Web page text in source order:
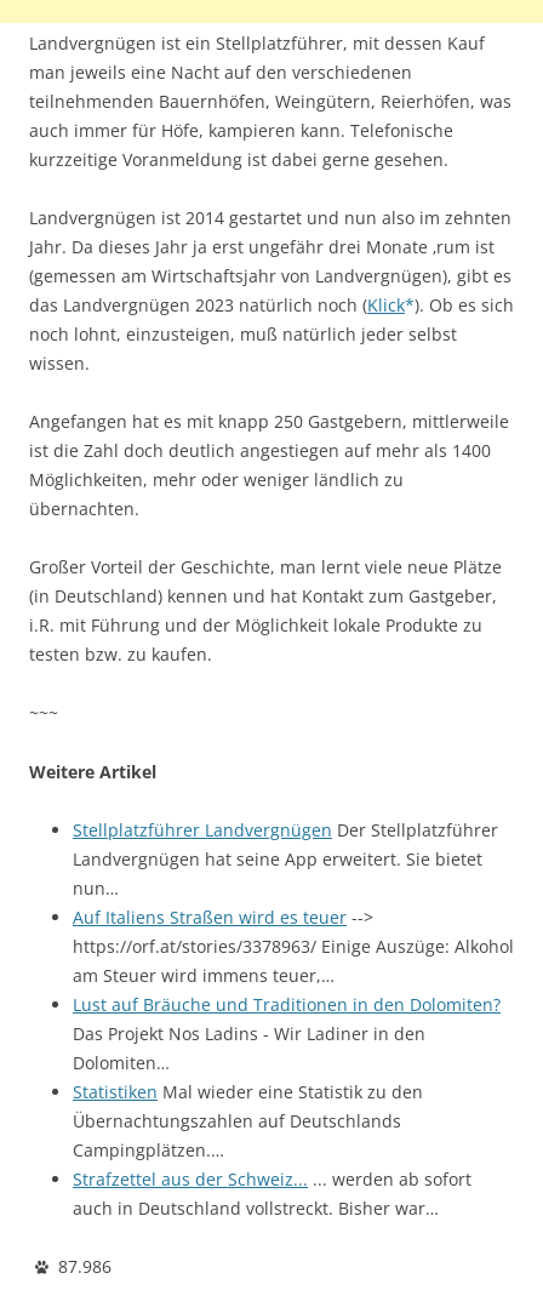
Landvergnügen ist ein Stellplatzführer, mit dessen Kauf
man jeweils eine Nacht auf den verschiedenen
teilnehmenden Bauernhöfen, Weingütern, Reierhöfen, was
auch immer für Höfe, kampieren kann. Telefonische
kurzzeitige Voranmeldung ist dabei gerne gesehen.
Landvergnügen ist 2014 gestartet und nun also im zehnten
Jahr. Da dieses Jahr ja erst ungefähr drei Monate ‚rum ist
(gemessen am Wirtschaftsjahr von Landvergnügen), gibt es
das Landvergnügen 2023 natürlich noch (Klick ). Ob es sich
noch lohnt, einzusteigen, muß natürlich jeder selbst
wissen.
Angefangen hat es mit knapp 250 Gastgebern, mittlerweile
ist die Zahl doch deutlich angestiegen auf mehr als 1400
Möglichkeiten, mehr oder weniger ländlich zu
übernachten.
Großer Vorteil der Geschichte, man lernt viele neue Plätze
(in Deutschland) kennen und hat Kontakt zum Gastgeber,
i.R. mit Führung und der Möglichkeit lokale Produkte zu
testen bzw. zu kaufen.
~~~
Weitere Artikel
Stellplatzführer Landvergnügen Der Stellplatzführer
Landvergnügen hat seine App erweitert. Sie bietet
nun…
Auf Italiens Straßen wird es teuer -->
https://orf.at/stories/3378963/ Einige Auszüge: Alkohol
am Steuer wird immens teuer,…
Lust auf Bräuche und Traditionen in den Dolomiten?
Das Projekt Nos Ladins - Wir Ladiner in den
Dolomiten…
Statistiken Mal wieder eine Statistik zu den
Übernachtungszahlen auf Deutschlands
Campingplätzen.…
Strafzettel aus der Schweiz... ... werden ab sofort
auch in Deutschland vollstreckt. Bisher war…
87.986